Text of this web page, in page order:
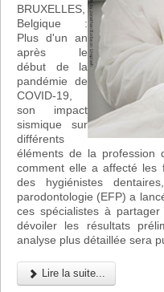
BRUXELLES,
Belgique :
Plus d'un an
après le
début de la
pandémie de
COVID-19,
son impact
sismique sur
différents
éléments de la profession
comment elle a affecté les
des hygiénistes
parodontologie (EFP) a
ces spécialistes à
dévoiler les résultats
analyse plus détaillée sera
Lire la suite...